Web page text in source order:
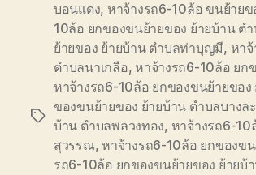
Tags
บอนแดง, หาจ้างรถ6-10ล้อ ขนย้าย
10ล้อ ยกของขนย้ายของ ย้ายบ้าน ตำ
ย้ายของ ย้ายบ้าน ตำบลท่าบุญมี, หา
ตำบลนาเกลือ, หาจ้างรถ6-10ล้อ ยก
หาจ้างรถ6-10ล้อ ยกของขนย้ายขอ
ของขนย้ายของ ย้ายบ้าน ตำบลบางล
บ้าน ตำบลพลวงทอง, หาจ้างรถ6-
สุวรรณ, หาจ้างรถ6-10ล้อ ยกของข
รถ6-10ล้อ ยกของขนย้ายของ ย้ายบ้